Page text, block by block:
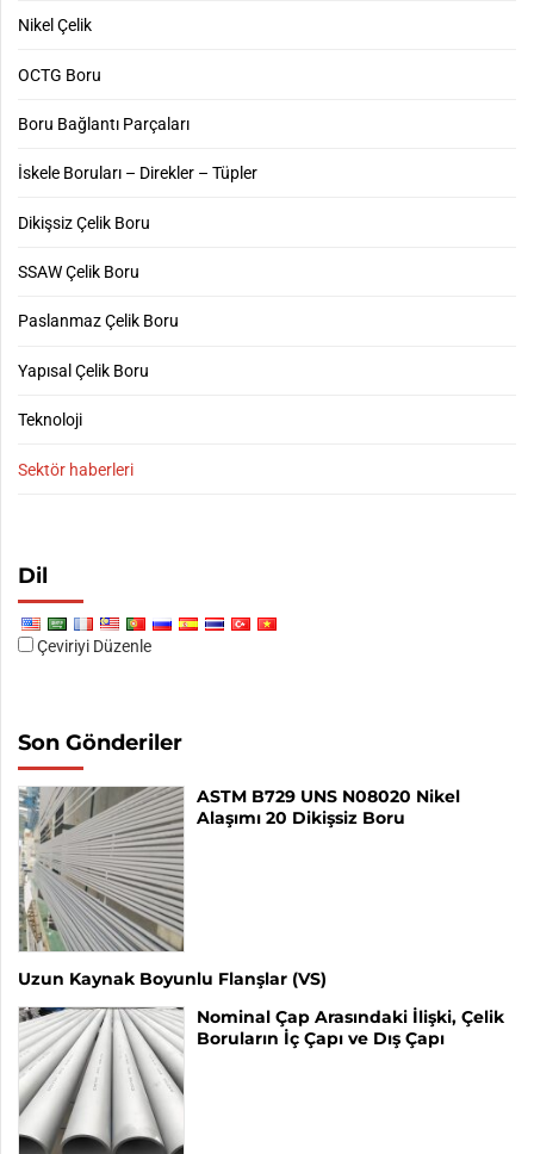
Nikel Çelik
OCTG Boru
Boru Bağlantı Parçaları
İskele Boruları – Direkler – Tüpler
Dikişsiz Çelik Boru
SSAW Çelik Boru
Paslanmaz Çelik Boru
Yapısal Çelik Boru
Teknoloji
Sektör haberleri
Dil
Çeviriyi Düzenle
Son Gönderiler
ASTM B729 UNS N08020 Nikel
Alaşımı 20 Dikişsiz Boru
Uzun Kaynak Boyunlu Flanşlar (VS)
Nominal Çap Arasındaki İlişki, Çelik
Boruların İç Çapı ve Dış Çapı